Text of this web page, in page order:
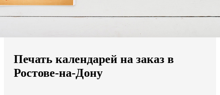
Мы доставляем по всему миру
Продолжить без города
Печать календарей на заказ в
Ростове-на-Дону